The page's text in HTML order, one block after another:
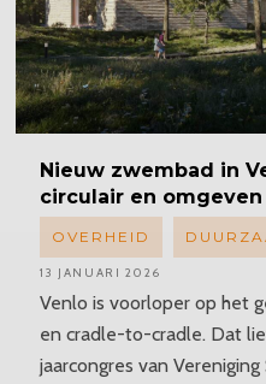
Nieuw zwembad in
circulair en
Venlo is voorloper op het
en cradle-to-cradle. Dat
jaarcongres van
OVERHEID
13 JANUARI 2026